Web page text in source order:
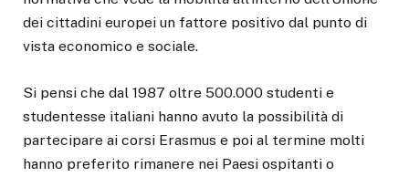
dei cittadini europei un fattore positivo dal punto di
vista economico e sociale.
Si pensi che dal 1987 oltre 500.000 studenti e
studentesse italiani hanno avuto la possibilità di
partecipare ai corsi Erasmus e poi al termine molti
hanno preferito rimanere nei Paesi ospitanti o